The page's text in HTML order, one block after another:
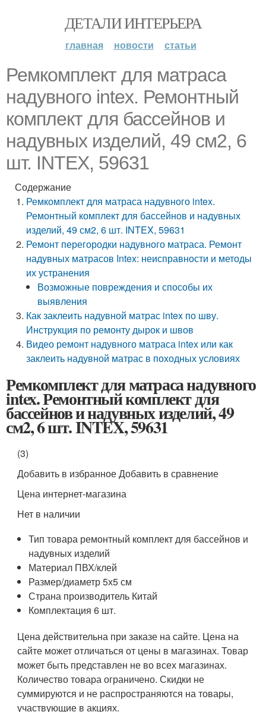
ДЕТАЛИ ИНТЕРЬЕРА
главная новости статьи
Ремкомплект для матраса
надувного intex. Ремонтный
комплект для бассейнов и
надувных изделий, 49 см2, 6
шт. INTEX, 59631
Содержание
Ремкомплект для матраса надувного intex.
Ремонтный комплект для бассейнов и надувных
изделий, 49 см2, 6 шт. INTEX, 59631
Ремонт перегородки надувного матраса. Ремонт
надувных матрасов Intex: неисправности и методы
их устранения
Возможные повреждения и способы их
выявления
Как заклеить надувной матрас intex по шву.
Инструкция по ремонту дырок и швов
Видео ремонт надувного матраса intex или как
заклеить надувной матрас в походных условиях
Ремкомплект для матраса надувного
intex. Ремонтный комплект для
бассейнов и надувных изделий, 49
см2, 6 шт. INTEX, 59631
(3)
Добавить в избранное Добавить в сравнение
Цена интернет-магазина
Нет в наличии
Тип товара ремонтный комплект для бассейнов и
надувных изделий
Материал ПВХ/клей
Размер/диаметр 5х5 см
Страна производитель Китай
Комплектация 6 шт.
Цена действительна при заказе на сайте. Цена на
сайте может отличаться от цены в магазинах. Товар
может быть представлен не во всех магазинах.
Количество товара ограничено. Скидки не
суммируются и не распространяются на товары,
участвующие в акциях.